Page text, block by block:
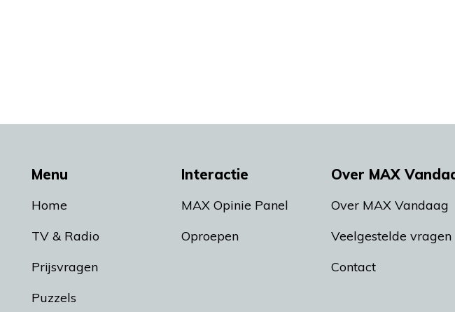
Menu
Home
TV & Radio
Prijsvragen
Puzzels
Interactie
MAX Opinie Panel
Oproepen
Over MAX
Over MAX Vandaag
Veelgestelde vragen
Contact